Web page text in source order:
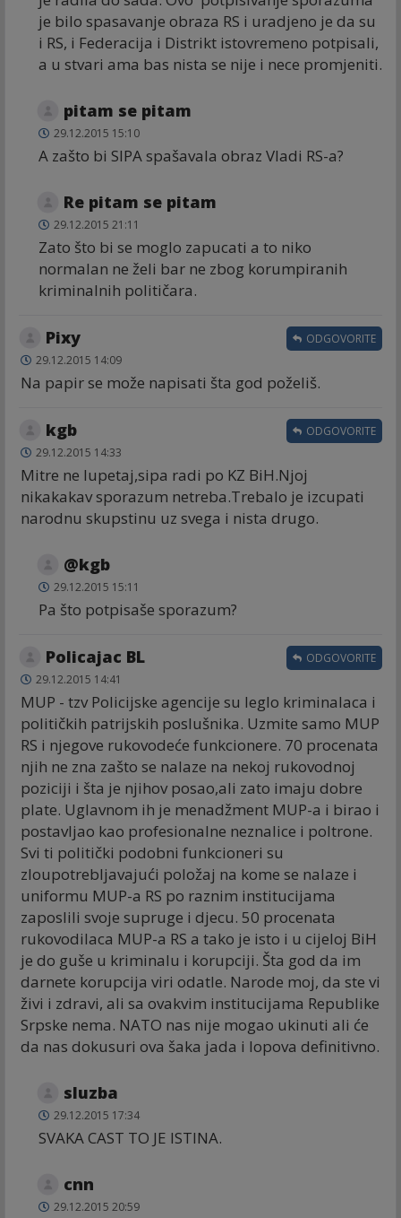
je bilo spasavanje obraza RS i uradjeno je da su
i RS, i Federacija i Distrikt istovremeno potpisali,
a u stvari ama bas nista se nije i nece promjeniti.
pitam se pitam
29.12.2015 15:10
A zašto bi SIPA spašavala obraz Vladi RS-a?
Re pitam se pitam
29.12.2015 21:11
Zato što bi se moglo zapucati a to niko
normalan ne želi bar ne zbog korumpiranih
kriminalnih političara.
Pixy
29.12.2015 14:09
Na papir se može napisati šta god poželiš.
ODGOVORITE
kgb
29.12.2015 14:33
Mitre ne lupetaj,sipa radi po KZ BiH.Njoj
nikakakav sporazum netreba.Trebalo je izcupati
narodnu skupstinu uz svega i nista drugo.
ODGOVORITE
@kgb
29.12.2015 15:11
Pa što potpisaše sporazum?
Policajac BL
29.12.2015 14:41
MUP - tzv Policijske agencije su leglo kriminalaca i
političkih patrijskih poslušnika. Uzmite samo MUP
RS i njegove rukovodeće funkcionere. 70 procenata
njih ne zna zašto se nalaze na nekoj rukovodnoj
poziciji i šta je njihov posao,ali zato imaju dobre
plate. Uglavnom ih je menadžment MUP-a i birao i
postavljao kao profesionalne neznalice i poltrone.
Svi ti politički podobni funkcioneri su
zloupotrebljavajući položaj na kome se nalaze i
uniformu MUP-a RS po raznim institucijama
zaposlili svoje supruge i djecu. 50 procenata
rukovodilaca MUP-a RS a tako je isto i u cijeloj BiH
je do guše u kriminalu i korupciji. Šta god da im
darnete korupcija viri odatle. Narode moj, da ste vi
živi i zdravi, ali sa ovakvim institucijama Republike
Srpske nema. NATO nas nije mogao ukinuti ali će
da nas dokusuri ova šaka jada i lopova definitivno.
ODGOVORITE
sluzba
29.12.2015 17:34
SVAKA CAST TO JE ISTINA.
cnn
29.12.2015 20:59